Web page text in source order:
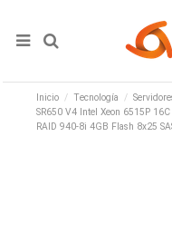
Inicio Tecnología
SR650 V4 Intel Xeon 6515P
RAID 940-8i 4GB Flash 8x25